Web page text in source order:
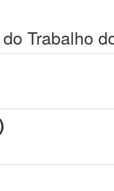
Trabalho